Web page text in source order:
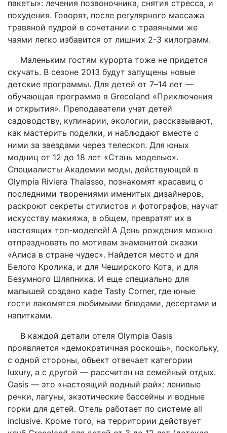
пакеты»: лечения позвоночника, снятия стресса, и
похудения. Говорят, после регулярного массажа
травяной пудрой в сочетании с травяными же
чаями легко избавится от лишних 2-3 килограмм.
Маленьким гостям курорта тоже не придется
скучать. В сезоне 2013 будут запущены новые
детские программы. Для детей от 7–14 лет —
обучающая программа в Grecoland «Приключения
и открытия». Преподаватели учат детей
садоводству, кулинарии, экологии, рассказывают,
как мастерить поделки, и наблюдают вместе с
ними за звездами через телескоп. Для юных
модниц от 12 до 18 лет «Стань моделью».
Специалисты Академии моды, действующей в
Olympia Riviera Thalasso, познакомят красавиц с
последними творениями именитых дизайнеров,
раскроют секреты стилистов и фотографов, научат
искусству макияжа, в общем, превратят их в
настоящих топ-моделей! А День рождения можно
отпраздновать по мотивам знаменитой сказки
«Алиса в стране чудес». Найдется место и для
Белого Кролика, и для Чеширского Кота, и для
Безумного Шляпника. И еще специально для
малышей создано кафе Tasty Corner, где юные
гости лакомятся любимыми блюдами, десертами и
напитками.
В каждой детали отеля Olympia Oasis
проявляется «демократичная роскошь», поскольку,
с одной стороны, объект отвечает категории
luxury, а с другой — рассчитан на семейный отдых.
Oasis — это «настоящий водный рай»: ленивые
речки, лагуны, экзотические бассейны и водные
горки для детей. Отель работает по системе all
inclusive. Кроме того, на территории действует